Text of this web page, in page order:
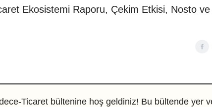
Ekosistemi Raporu, Çekim Etkisi, Nosto
Ticaret bültenine hoş geldiniz! Bu bültende yer